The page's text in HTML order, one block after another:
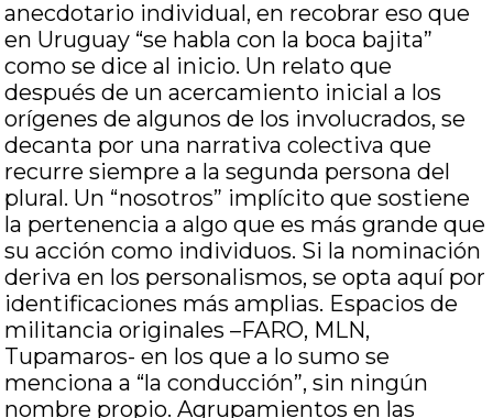
anecdotario individual, en recobrar eso que
en Uruguay “se habla con la boca bajita”
como se dice al inicio. Un relato que
después de un acercamiento inicial a los
orígenes de algunos de los involucrados, se
decanta por una narrativa colectiva que
recurre siempre a la segunda persona del
plural. Un “nosotros” implícito que sostiene
la pertenencia a algo que es más grande que
su acción como individuos. Si la nominación
deriva en los personalismos, se opta aquí por
identificaciones más amplias. Espacios de
militancia originales –FARO, MLN,
Tupamaros- en los que a lo sumo se
menciona a “la conducción”, sin ningún
nombre propio. Agrupamientos en las